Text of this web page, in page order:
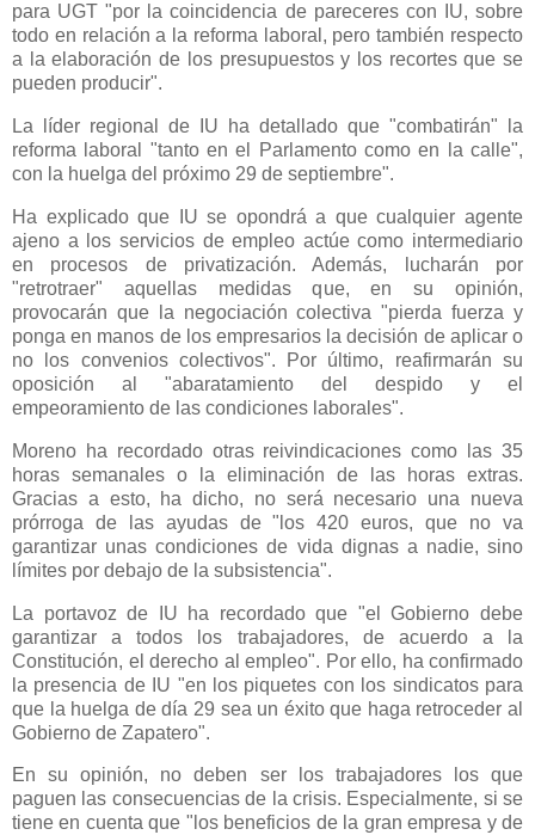
para UGT "por la coincidencia de pareceres con IU, sobre
todo en relación a la reforma laboral, pero también respecto
a la elaboración de los presupuestos y los recortes que se
pueden producir".
La líder regional de IU ha detallado que "combatirán" la
reforma laboral "tanto en el Parlamento como en la calle",
con la huelga del próximo 29 de septiembre".
Ha explicado que IU se opondrá a que cualquier agente
ajeno a los servicios de empleo actúe como intermediario
en procesos de privatización. Además, lucharán por
"retrotraer" aquellas medidas que, en su opinión,
provocarán que la negociación colectiva "pierda fuerza y
ponga en manos de los empresarios la decisión de aplicar o
no los convenios colectivos". Por último, reafirmarán su
oposición al "abaratamiento del despido y el
empeoramiento de las condiciones laborales".
Moreno ha recordado otras reivindicaciones como las 35
horas semanales o la eliminación de las horas extras.
Gracias a esto, ha dicho, no será necesario una nueva
prórroga de las ayudas de "los 420 euros, que no va
garantizar unas condiciones de vida dignas a nadie, sino
límites por debajo de la subsistencia".
La portavoz de IU ha recordado que "el Gobierno debe
garantizar a todos los trabajadores, de acuerdo a la
Constitución, el derecho al empleo". Por ello, ha confirmado
la presencia de IU "en los piquetes con los sindicatos para
que la huelga de día 29 sea un éxito que haga retroceder al
Gobierno de Zapatero".
En su opinión, no deben ser los trabajadores los que
paguen las consecuencias de la crisis. Especialmente, si se
tiene en cuenta que "los beneficios de la gran empresa y de